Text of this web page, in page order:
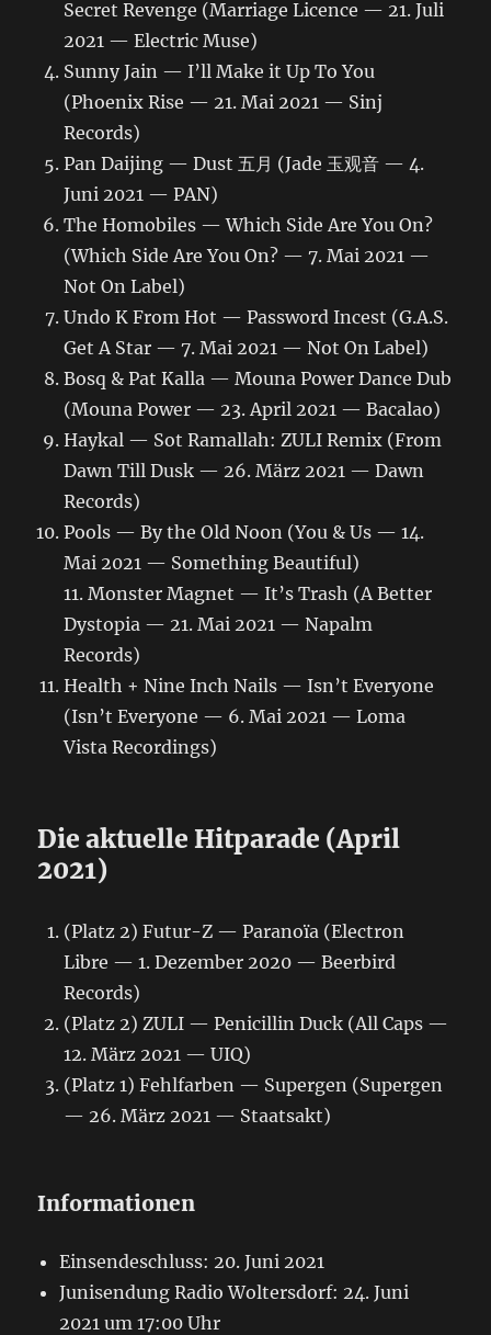
Secret Revenge (Marriage Licence — 21. Juli
2021 — Electric Muse)
Sunny Jain — I’ll Make it Up To You
(Phoenix Rise — 21. Mai 2021 — Sinj
Records)
Pan Daijing — Dust 五月 (Jade 玉观音 — 4.
Juni 2021 — PAN)
The Homobiles — Which Side Are You On?
(Which Side Are You On? — 7. Mai 2021 —
Not On Label)
Undo K From Hot — Password Incest (G.A.S.
Get A Star — 7. Mai 2021 — Not On Label)
Bosq & Pat Kalla — Mouna Power Dance Dub
(Mouna Power — 23. April 2021 — Bacalao)
Haykal — Sot Ramallah: ZULI Remix (From
Dawn Till Dusk — 26. März 2021 — Dawn
Records)
Pools — By the Old Noon (You & Us — 14.
Mai 2021 — Something Beautiful)
11. Monster Magnet — It’s Trash (A Better
Dystopia — 21. Mai 2021 — Napalm
Records)
Health + Nine Inch Nails — Isn’t Everyone
(Isn’t Everyone — 6. Mai 2021 — Loma
Vista Recordings)
Die aktuelle Hitparade (April
2021)
(Platz 2) Futur-Z — Paranoïa (Electron
Libre — 1. Dezember 2020 — Beerbird
Records)
(Platz 2) ZULI — Penicillin Duck (All Caps —
12. März 2021 — UIQ)
(Platz 1) Fehlfarben — Supergen (Supergen
— 26. März 2021 — Staatsakt)
Informationen
Einsendeschluss: 20. Juni 2021
Junisendung Radio Woltersdorf: 24. Juni
2021 um 17:00 Uhr